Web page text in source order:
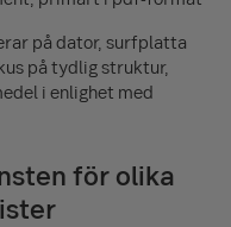
på dator, surfplatta
på tydlig struktur,
i enlighet med
för olika